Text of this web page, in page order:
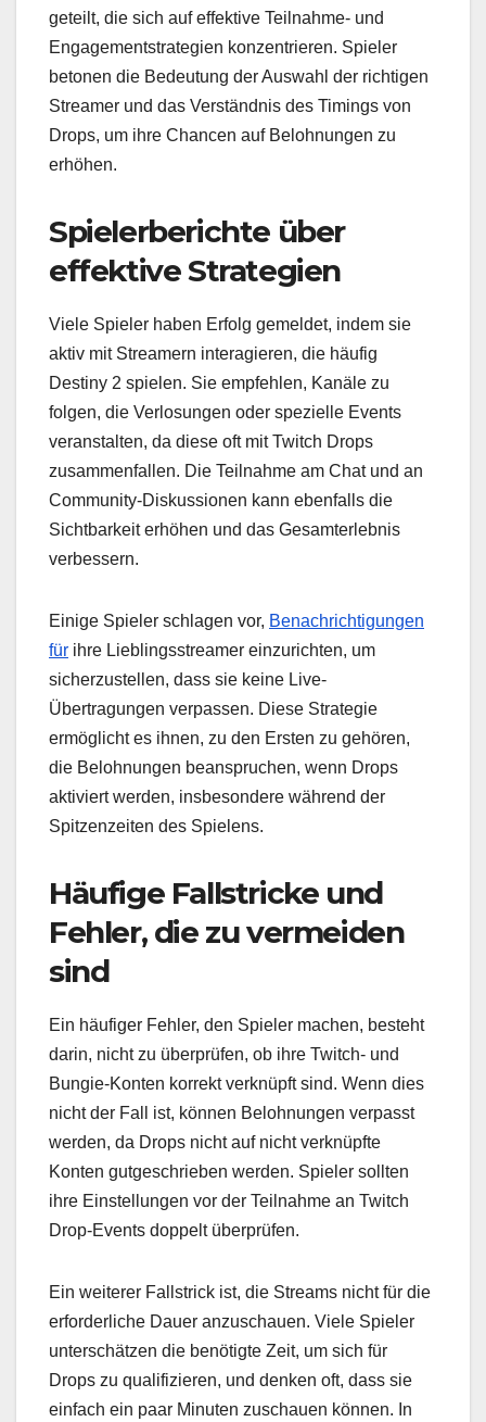
geteilt, die sich auf effektive Teilnahme- und
Engagementstrategien konzentrieren. Spieler
betonen die Bedeutung der Auswahl der richtigen
Streamer und das Verständnis des Timings von
Drops, um ihre Chancen auf Belohnungen zu
erhöhen.
Spielerberichte über
effektive Strategien
Viele Spieler haben Erfolg gemeldet, indem sie
aktiv mit Streamern interagieren, die häufig
Destiny 2 spielen. Sie empfehlen, Kanäle zu
folgen, die Verlosungen oder spezielle Events
veranstalten, da diese oft mit Twitch Drops
zusammenfallen. Die Teilnahme am Chat und an
Community-Diskussionen kann ebenfalls die
Sichtbarkeit erhöhen und das Gesamterlebnis
verbessern.
Einige Spieler schlagen vor, Benachrichtigungen
für ihre Lieblingsstreamer einzurichten, um
sicherzustellen, dass sie keine Live-
Übertragungen verpassen. Diese Strategie
ermöglicht es ihnen, zu den Ersten zu gehören,
die Belohnungen beanspruchen, wenn Drops
aktiviert werden, insbesondere während der
Spitzenzeiten des Spielens.
Häufige Fallstricke und
Fehler, die zu vermeiden
sind
Ein häufiger Fehler, den Spieler machen, besteht
darin, nicht zu überprüfen, ob ihre Twitch- und
Bungie-Konten korrekt verknüpft sind. Wenn dies
nicht der Fall ist, können Belohnungen verpasst
werden, da Drops nicht auf nicht verknüpfte
Konten gutgeschrieben werden. Spieler sollten
ihre Einstellungen vor der Teilnahme an Twitch
Drop-Events doppelt überprüfen.
Ein weiterer Fallstrick ist, die Streams nicht für die
erforderliche Dauer anzuschauen. Viele Spieler
unterschätzen die benötigte Zeit, um sich für
Drops zu qualifizieren, und denken oft, dass sie
einfach ein paar Minuten zuschauen können. In